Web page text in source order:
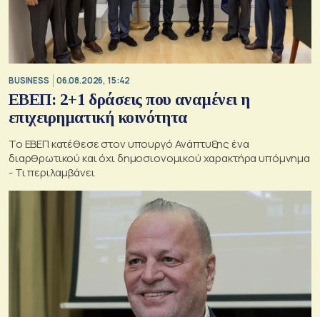
BUSINESS 06.08.2026, 15:42
ΕΒΕΠ: 2+1 δράσεις που αναμένει η
επιχειρηματική κοινότητα
Το ΕΒΕΠ κατέθεσε στον υπουργό Ανάπτυξης ένα
διαρθρωτικού και όχι δημοσιονομικού χαρακτήρα υπόμνημα
- Τι περιλαμβάνει